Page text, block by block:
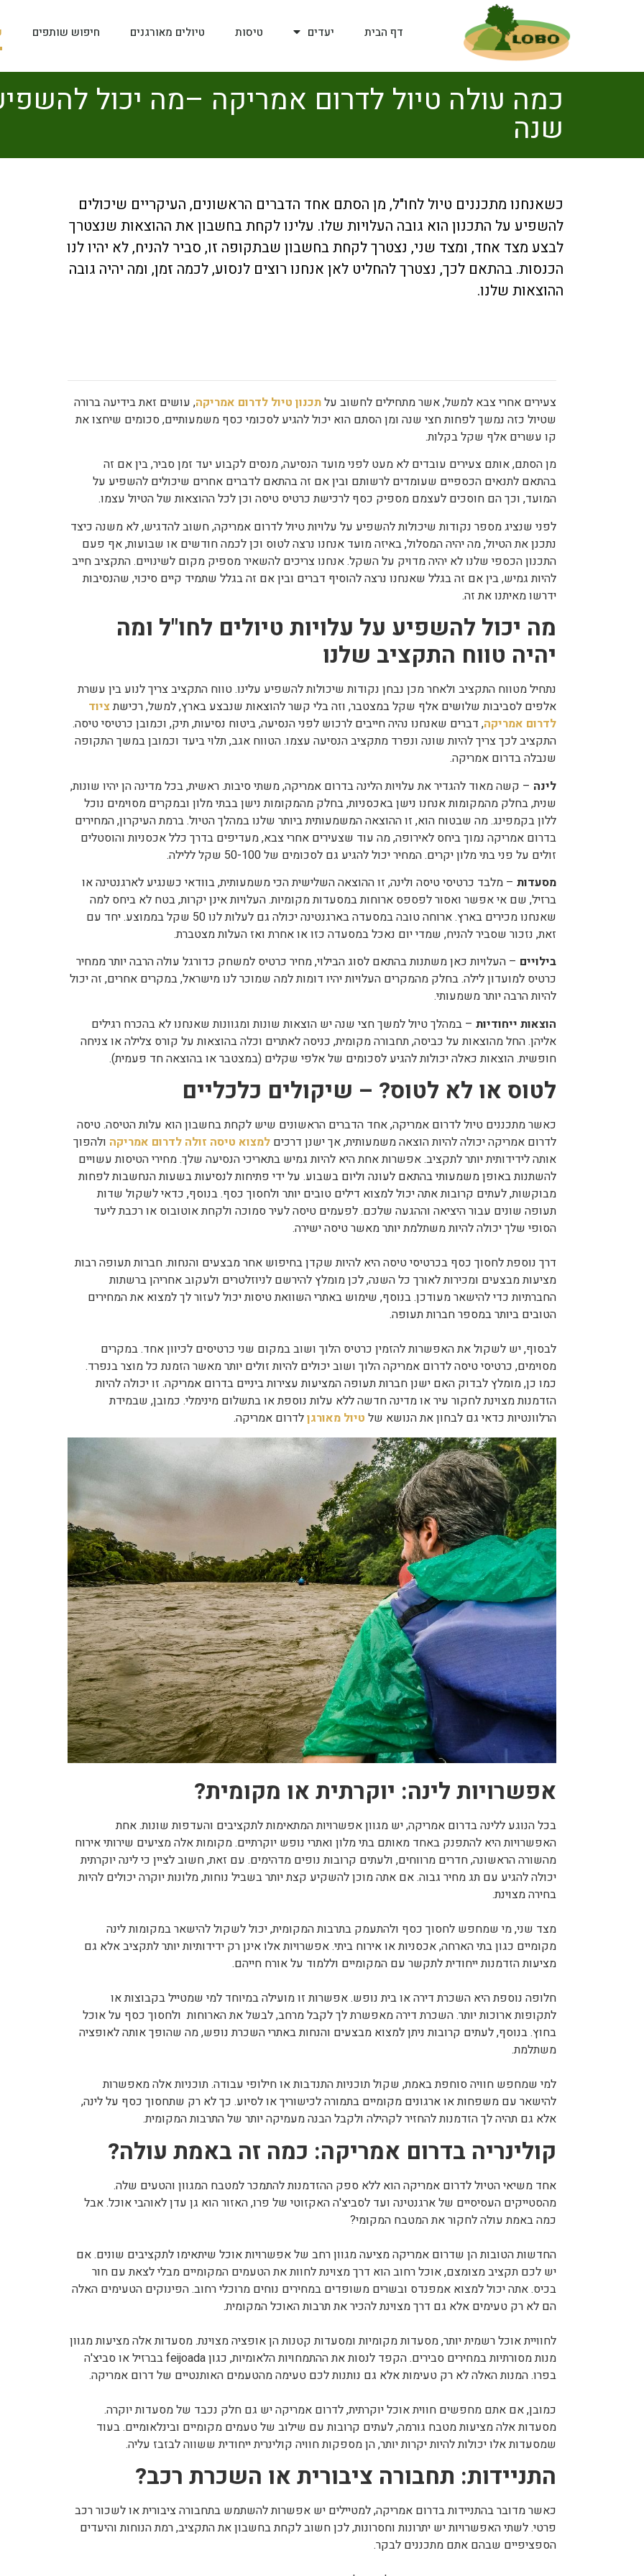
דף הבית יעדים טיסות טיולים מאורגנים חיפוש שותפים
כמה עולה טיול לדרום אמריקה –מה יכול
שנה
כשאנחנו מתכננים טיול לחו"ל, מן הסתם אחד הדברים הראשונים, העיקריים שיכולים
להשפיע על התכנון הוא גובה העלויות שלו. עלינו לקחת בחשבון את ההוצאות שנצטרך
לבצע מצד אחד, ומצד שני, נצטרך לקחת בחשבון שבתקופה זו, סביר להניח, לא יהיו לנו
הכנסות. בהתאם לכך, נצטרך להחליט לאן אנחנו רוצים לנסוע, לכמה זמן, ומה יהיה גובה
ההוצאות שלנו.
צעירים אחרי צבא למשל, אשר מתחילים לחשוב עלתכנון טיול לדרום אמריקה, עושים זאת בידיעה ברורה
שטיול כזה נמשך לפחות חצי שנה ומן הסתם הוא יכול להגיע לסכומי כסף משמעותיים, סכומים שיחצו את
קו עשרים אלף שקל בקלות.
מן הסתם, אותם צעירים עובדים לא מעט לפני מועד הנסיעה, מנסים לקבוע יעד זמן סביר, בין אם זה
בהתאם לתנאים הכספיים שעומדים לרשותם ובין אם זה בהתאם לדברים אחרים שיכולים להשפיע על
המועד, וכך הם חוסכים לעצמם מספיק כסף לרכישת כרטיס טיסה וכן לכל ההוצאות של הטיול עצמו.
לפני שנציג מספר נקודות שיכולות להשפיע על עלויות טיול לדרום אמריקה, חשוב להדגיש, לא משנה כיצד
נתכנן את הטיול, מה יהיה המסלול, באיזה מועד אנחנו נרצה לטוס וכן לכמה חודשים או שבועות, אף פעם
התכנון הכספי שלנו לא יהיה מדויק על השקל. אנחנו צריכים להשאיר מספיק מקום לשינויים. התקציב חייב
להיות גמיש, בין אם זה בגלל שאנחנו נרצה להוסיף דברים ובין אם זה בגלל שתמיד קיים סיכוי, שהנסיבות
ידרשו מאיתנו את זה.
מה יכול להשפיע על עלויות טיולים לחו"ל ומה
יהיה טווח התקציב שלנו
נתחיל מטווח התקציב ולאחר מכן נבחן נקודות שיכולות להשפיע עלינו. טווח התקציב צריך לנוע בין עשרת
אלפים לסביבות שלושים אלף שקל במצטבר, וזה בלי קשר להוצאות שנבצע בארץ, למשל, רכישתציוד
לדרום אמריקה, דברים שאנחנו נהיה חייבים לרכוש לפני הנסיעה, ביטוח נסיעות, תיק, וכמובן כרטיסי טיסה.
התקציב לכך צריך להיות שונה ונפרד מתקציב הנסיעה עצמו. הטווח אגב, תלוי ביעד וכמובן במשך התקופה
שנבלה בדרום אמריקה.
לינה – קשה מאוד להגדיר את עלויות הלינה בדרום אמריקה, משתי סיבות. ראשית, בכל מדינה הן יהיו שונות,
שנית, בחלק מהמקומות אנחנו נישן באכסניות, בחלק מהמקומות נישן בבתי מלון ובמקרים מסוימים נוכל
ללון בקמפינג. מה שבטוח הוא, זו ההוצאה המשמעותית ביותר שלנו במהלך הטיול. ברמת העיקרון, המחירים
בדרום אמריקה נמוך ביחס לאירופה, מה עוד שצעירים אחרי צבא, מעדיפים בדרך כלל אכסניות והוסטלים
זולים על פני בתי מלון יקרים. המחיר יכול להגיע גם לסכומים של 50-100 שקל ללילה.
מסעדות – מלבד כרטיסי טיסה ולינה, זו ההוצאה השלישית הכי משמעותית, בוודאי כשנגיע לארגנטינה או
ברזיל, שם אי אפשר ואסור לפספס ארוחות במסעדות מקומיות. העלויות אינן יקרות, בטח לא ביחס למה
שאנחנו מכירים בארץ. ארוחה טובה במסעדה בארגנטינה יכולה גם לעלות לנו 50 שקל בממוצע. יחד עם
זאת, נזכור שסביר להניח, שמדי יום נאכל במסעדה כזו או אחרת ואז העלות מצטברת.
בילויים – העלויות כאן משתנות בהתאם לסוג הבילוי, מחיר כרטיס למשחק כדורגל עולה הרבה יותר ממחיר
כרטיס למועדון לילה. בחלק מהמקרים העלויות יהיו דומות למה שמוכר לנו מישראל, במקרים אחרים, זה יכול
להיות הרבה יותר משמעותי.
הוצאות ייחודיות – במהלך טיול למשך חצי שנה יש הוצאות שונות ומגוונות שאנחנו לא בהכרח רגילים
אליהן. החל מהוצאות על כביסה, תחבורה מקומית, כניסה לאתרים וכלה בהוצאות על קורס צלילה או צניחה
חופשית. הוצאות כאלה יכולות להגיע לסכומים של אלפי שקלים (במצטבר או בהוצאה חד פעמית).
לטוס או לא לטוס? – שיקולים כלכליים
כאשר מתכננים טיול לדרום אמריקה, אחד הדברים הראשונים שיש לקחת בחשבון הוא עלות הטיסה. טיסה
לדרום אמריקה יכולה להיות הוצאה משמעותית, אך ישנן דרכים למצוא טיסה זולה לדרום אמריקה ולהפוך
אותה לידידותית יותר לתקציב. אפשרות אחת היא להיות גמיש בתאריכי הנסיעה שלך. מחירי הטיסות עשויים
להשתנות באופן משמעותי בהתאם לעונה וליום בשבוע. על ידי פתיחות לנסיעות בשעות הנחשבות לפחות
מבוקשות, לעתים קרובות אתה יכול למצוא דילים טובים יותר ולחסוך כסף. בנוסף, כדאי לשקול שדות
תעופה שונים עבור היציאה וההגעה שלכם. לפעמים טיסה לעיר סמוכה ולקחת אוטובוס או רכבת ליעד
הסופי שלך יכולה להיות משתלמת יותר מאשר טיסה ישירה.
דרך נוספת לחסוך כסף בכרטיסי טיסה היא להיות שקדן בחיפוש אחר מבצעים והנחות. חברות תעופה רבות
מציעות מבצעים ומכירות לאורך כל השנה, לכן מומלץ להירשם לניוזלטרים ולעקוב אחריהן ברשתות
החברתיות כדי להישאר מעודכן. בנוסף, שימוש באתרי השוואת טיסות יכול לעזור לך למצוא את המחירים
הטובים ביותר במספר חברות תעופה.
לבסוף, יש לשקול את האפשרות להזמין כרטיס הלוך ושוב במקום שני כרטיסים לכיוון אחד. במקרים
מסוימים, כרטיסי טיסה לדרום אמריקה הלוך ושוב יכולים להיות זולים יותר מאשר הזמנת כל מוצר בנפרד.
כמו כן, מומלץ לבדוק האם ישנן חברות תעופה המציעות עצירות ביניים בדרום אמריקה. זו יכולה להיות
הזדמנות מצוינת לחקור עיר או מדינה חדשה ללא עלות נוספת או בתשלום מינימלי. כמובן, שבמידת
הרלוונטיות כדאי גם לבחון את הנושא של טיול מאורגןלדרום אמריקה.
אפשרויות לינה: יוקרתית או מקומית?
בכל הנוגע ללינה בדרום אמריקה, יש מגוון אפשרויות המתאימות לתקציבים והעדפות שונות. אחת
האפשרויות היא להתפנק באחד מאותם בתי מלון ואתרי נופש יוקרתיים. מקומות אלה מציעים שירותי אירוח
מהשורה הראשונה, חדרים מרווחים, ולעתים קרובות נופים מדהימים. עם זאת, חשוב לציין כי לינה יוקרתית
יכולה להגיע עם תג מחיר גבוה. אם אתה מוכן להשקיע קצת יותר בשביל נוחות, מלונות יוקרה יכולים להיות
בחירה מצוינת.
מצד שני, מי שמחפש לחסוך כסף ולהתעמק בתרבות המקומית, יכול לשקול להישאר במקומות לינה
מקומיים כגון בתי הארחה, אכסניות או אירוח ביתי. אפשרויות אלו אינן רק ידידותיות יותר לתקציב אלא גם
מציעות הזדמנות ייחודית לתקשר עם המקומיים וללמוד על אורח חייהם.
חלופה נוספת היא השכרת דירה או בית נופש. אפשרות זו מועילה במיוחד למי שמטייל בקבוצות או
לתקופות ארוכות יותר. השכרת דירה מאפשרת לך לקבל מרחב, לבשל את הארוחות ולחסוך כסף על אוכל
בחוץ. בנוסף, לעתים קרובות ניתן למצוא מבצעים והנחות באתרי השכרת נופש, מה שהופך אותה לאופציה
משתלמת.
למי שמחפש חוויה סוחפת באמת, שקול תוכניות התנדבות או חילופי עבודה. תוכניות אלה מאפשרות
להישאר עם משפחות או ארגונים מקומיים בתמורה לכישוריך או לסיוע. כך לא רק שתחסוך כסף על לינה,
אלא גם תהיה לך הזדמנות להחזיר לקהילה ולקבל הבנה מעמיקה יותר של התרבות המקומית.
קולינריה בדרום אמריקה: כמה זה באמת עולה?
אחד משיאי הטיול לדרום אמריקה הוא ללא ספק ההזדמנות להתמכר למטבח המגוון והטעים שלה.
מהסטייקים העסיסיים של ארגנטינה ועד לסביצ'ה האקזוטי של פרו, האזור הוא גן עדן לאוהבי אוכל. אבל
כמה באמת עולה לחקור את המטבח המקומי?
החדשות הטובות הן שדרום אמריקה מציעה מגוון רחב של אפשרויות אוכל שיתאימו לתקציבים שונים. אם
יש לכם תקציב מצומצם, אוכל רחוב הוא דרך מצוינת לחוות את הטעמים המקומיים מבלי לצאת עם חור
בכיס. אתה יכול למצוא אמפנדס ובשרים משופדים במחירים נוחים מרוכלי רחוב. הפינוקים הטעימים האלה
הם לא רק טעימים אלא גם דרך מצוינת להכיר את תרבות האוכל המקומית.
לחוויית אוכל רשמית יותר, מסעדות מקומיות ומסעדות קטנות הן אופציה מצוינת. מסעדות אלה מציעות מגוון
מנות מסורתיות במחירים סבירים. הקפד לנסות את ההתמחויות הלאומיות, כגון feijoada בברזיל או סביצ'ה
בפרו. המנות האלה לא רק טעימות אלא גם נותנות לכם טעימה מהטעמים האותנטיים של דרום אמריקה.
כמובן, אם אתם מחפשים חווית אוכל יוקרתית, לדרום אמריקה יש גם חלק נכבד של מסעדות יוקרה.
מסעדות אלה מציעות מטבח גורמה, לעתים קרובות עם שילוב של טעמים מקומיים ובינלאומיים. בעוד
שמסעדות אלו יכולות להיות יקרות יותר, הן מספקות חוויה קולינרית ייחודית ששווה לבזבז עליה.
התניידות: תחבורה ציבורית או השכרת רכב?
כאשר מדובר בהתניידות בדרום אמריקה, למטיילים יש אפשרות להשתמש בתחבורה ציבורית או לשכור רכב
פרטי. לשתי האפשרויות יש יתרונות וחסרונות, לכן חשוב לקחת בחשבון את התקציב, רמת הנוחות והיעדים
הספציפיים שבהם אתם מתכננים לבקר.